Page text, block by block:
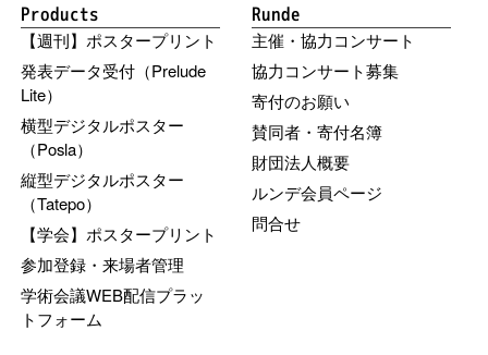
Products
【週刊】ポスタープリント
発表データ受付（Prelude
Lite）
横型デジタルポスター
（Posla）
縦型デジタルポスター
（Tatepo）
【学会】ポスタープリント
参加登録・来場者管理
学術会議WEB配信プラッ
トフォーム
Runde
主催・協力コンサート
協力コンサート募集
寄付のお願い
賛同者・寄付名簿
財団法人概要
ルンデ会員ページ
問合せ